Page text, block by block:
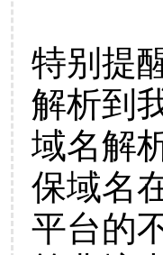
特别提
解析到
域名解
保域名
平台的